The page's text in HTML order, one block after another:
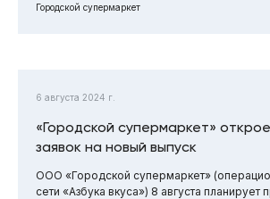
Городской супермаркет
6 августа 2024 г.
«Городской супермаркет»
заявок на новый выпуск
ООО «Городской супермаркет»
сети «Азбука вкуса») 8 августа планирует